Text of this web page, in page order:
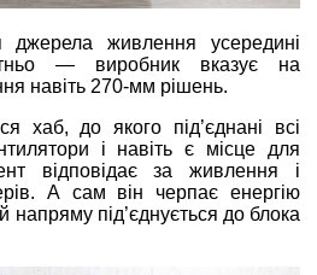
живлення усередині
— виробник вказує на
навіть 270-мм рішень.
хаб, до якого під’єднані всі
і навіть є місце для
відповідає за живлення і
А сам він черпає енергію
напряму під’єднується до блока